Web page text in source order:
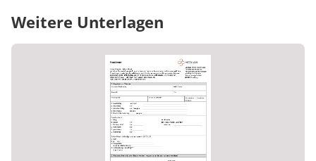
Weitere Unterlagen